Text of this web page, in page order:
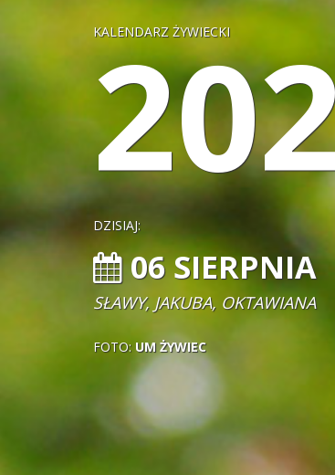
KALENDARZ ŻYWIECKI
DZISIAJ:
06 SIERPNIA
SŁAWY, JAKUBA, OKTAWIANA
FOTO: UM ŻYWIEC